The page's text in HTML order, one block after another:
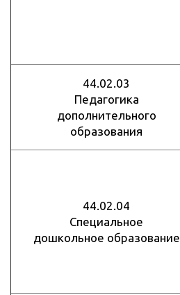
44.02.03
Педагогика
дополнительного
образования
44.02.04
Специальное
дошкольное образование